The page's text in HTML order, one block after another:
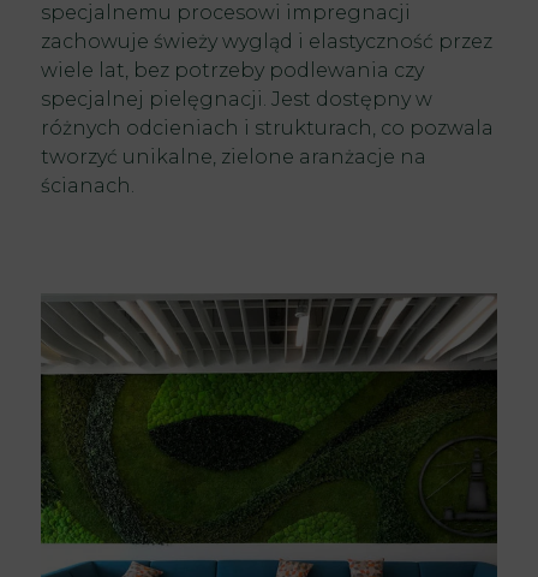
specjalnemu procesowi impregnacji
zachowuje świeży wygląd i elastyczność przez
wiele lat, bez potrzeby podlewania czy
specjalnej pielęgnacji. Jest dostępny w
różnych odcieniach i strukturach, co pozwala
tworzyć unikalne, zielone aranżacje na
ścianach.